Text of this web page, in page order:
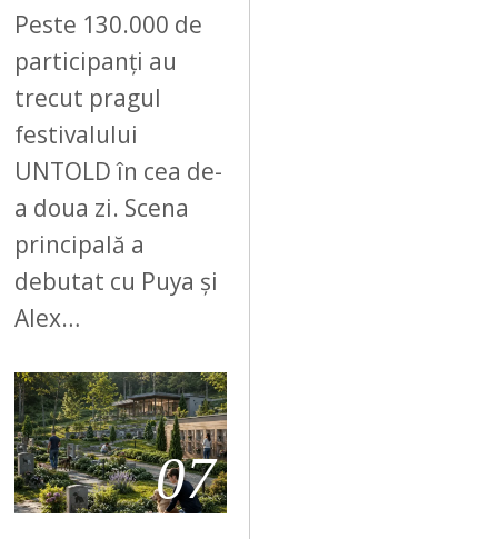
Peste 130.000 de
participanți au
trecut pragul
festivalului
UNTOLD în cea de-
a doua zi. Scena
principală a
debutat cu Puya și
Alex…
07